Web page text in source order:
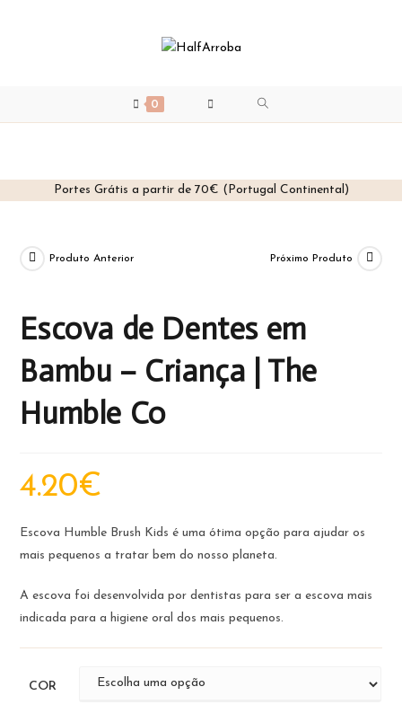
Portes Grátis a partir de 70€ (Portugal Continental)
content
0
Produto Anterior Próximo Produto
Escova de Dentes em
Bambu – Criança | The
Humble Co
4.20€
Escova Humble Brush Kids é uma ótima opção para ajudar os
mais pequenos a tratar bem do nosso planeta.
A escova foi desenvolvida por dentistas para ser a escova mais
indicada para a higiene oral dos mais pequenos.
COR